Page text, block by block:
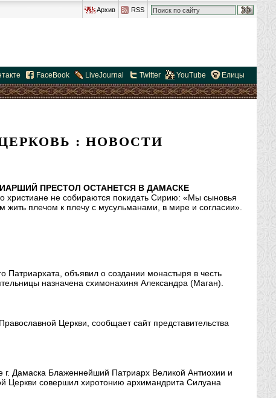
Архив RSS
FaceBook LiveJournal Twitter YouTube Елицы
: НОВОСТИ
ПРЕСТОЛ ОСТАНЕТСЯ В ДАМАСКЕ
христиане не собираются покидать Сирию: «Мы сыновья
жить плечом к плечу с мусульманами, в мире и согласии».
Патриархата, объявил о создании монастыря в честь
назначена схимонахиня Александра (Маган).
Церкви, сообщает сайт представительства
г. Дамаска Блаженнейший Патриарх Великой Антиохии и
Церкви совершил хиротонию архимандрита Силуана